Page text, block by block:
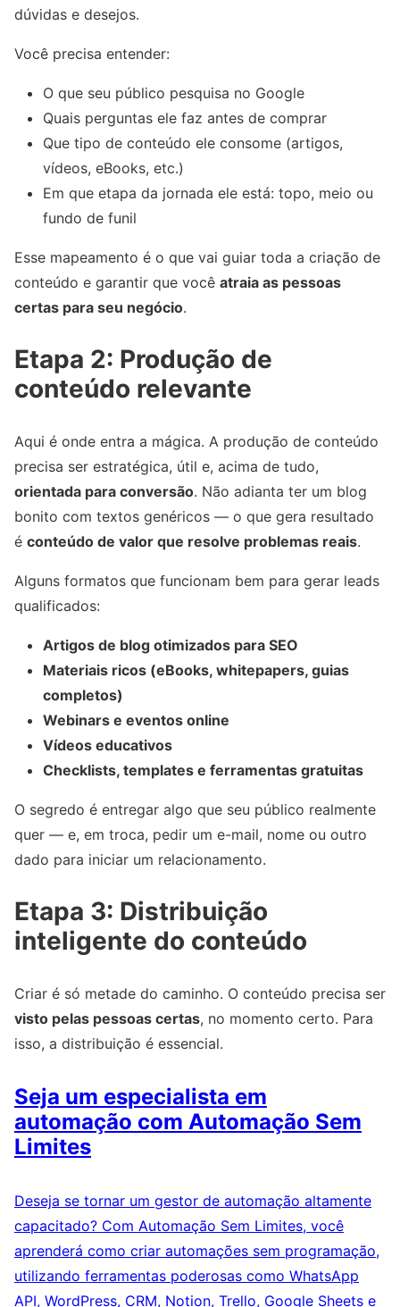
dúvidas e desejos.
Você precisa entender:
O que seu público pesquisa no Google
Quais perguntas ele faz antes de comprar
Que tipo de conteúdo ele consome (artigos,
vídeos, eBooks, etc.)
Em que etapa da jornada ele está: topo, meio ou
fundo de funil
Esse mapeamento é o que vai guiar toda a criação de
conteúdo e garantir que você atraia as pessoas
certas para seu negócio.
Etapa 2: Produção de
conteúdo relevante
Aqui é onde entra a mágica. A produção de conteúdo
precisa ser estratégica, útil e, acima de tudo,
orientada para conversão. Não adianta ter um blog
bonito com textos genéricos — o que gera resultado
é conteúdo de valor que resolve problemas reais.
Alguns formatos que funcionam bem para gerar leads
qualificados:
Artigos de blog otimizados para SEO
Materiais ricos (eBooks, whitepapers, guias
completos)
Webinars e eventos online
Vídeos educativos
Checklists, templates e ferramentas gratuitas
O segredo é entregar algo que seu público realmente
quer — e, em troca, pedir um e-mail, nome ou outro
dado para iniciar um relacionamento.
Etapa 3: Distribuição
inteligente do conteúdo
Criar é só metade do caminho. O conteúdo precisa ser
visto pelas pessoas certas, no momento certo. Para
isso, a distribuição é essencial.
Seja um especialista em
automação com Automação Sem
Limites
Deseja se tornar um gestor de automação altamente
capacitado? Com Automação Sem Limites, você
aprenderá como criar automações sem programação,
utilizando ferramentas poderosas como WhatsApp
API, WordPress, CRM, Notion, Trello, Google Sheets e